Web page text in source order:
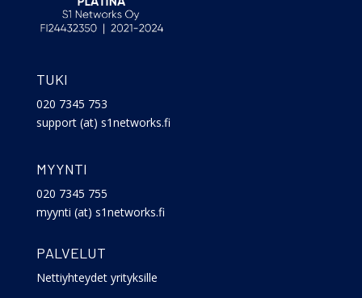
TUKI
020 7345 753
support (at) s1networks.fi
MYYNTI
020 7345 755
myynti (at) s1networks.fi
PALVELUT
Nettiyhteydet yrityksille